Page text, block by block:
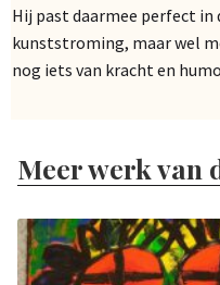
Hij past daarmee perfect in
kunststroming, maar wel
nog iets van kracht en
Meer werk van